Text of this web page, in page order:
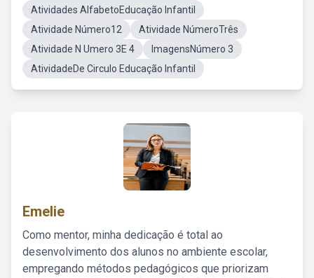
Atividades AlfabetoEducação Infantil
Atividade Número12
Atividade NúmeroTrês
Atividade N Umero 3E 4
ImagensNúmero 3
AtividadeDe Circulo Educação Infantil
Emelie
Como mentor, minha dedicação é total ao
desenvolvimento dos alunos no ambiente escolar,
empregando métodos pedagógicos que priorizam